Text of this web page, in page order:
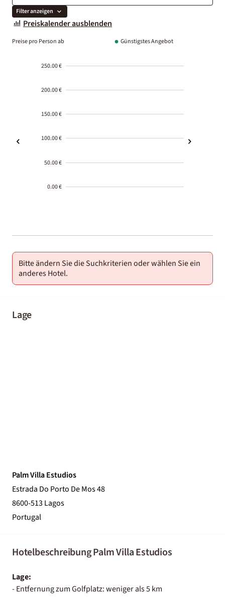
Filter anzeigen
Preiskalender ausblenden
Preise pro Person ab Günstigstes Angebot
250.00 €
200.00 €
150.00 €
100.00 €
50.00 €
0.00 €
01-02
Bitte ändern Sie die Suchkriterien oder wählen Sie ein
anderes Hotel.
Lage
Palm Villa Estudios
Estrada Do Porto De Mos 48
8600-513 Lagos
Portugal
Hotelbeschreibung Palm Villa Estudios
Lage:
- Entfernung zum Golfplatz: weniger als 5 km